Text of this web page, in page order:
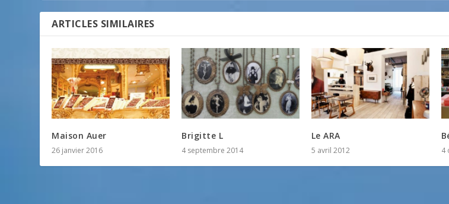
ARTICLES SIMILAIRES
Maison Auer
26 janvier 2016
Brigitte L
4 septembre 2014
Le ARA
5 avril 2012 4